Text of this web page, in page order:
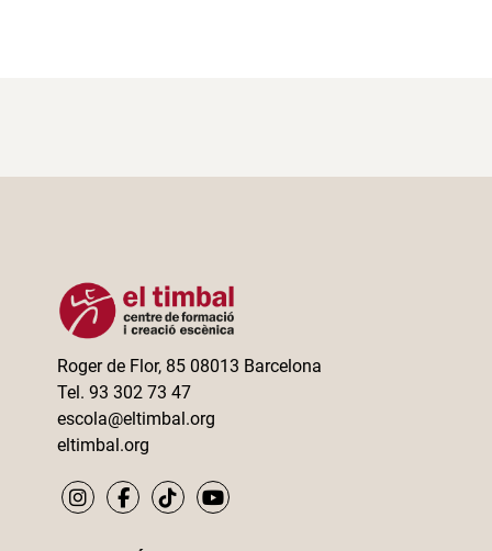
Roger de Flor, 85 08013 Barcelona
Tel. 93 302 73 47
escola@eltimbal.org
eltimbal.org